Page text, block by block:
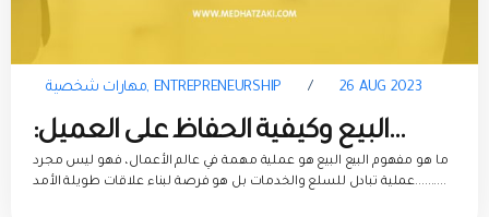
مهارات شخصية, ENTREPRENEURSHIP / 26 AUG 2023
البيع وكيفية الحفاظ على العميل:
استراتيجيات تعزيز العمليات التجارية
ما هو مفهوم البيع البيع هو عملية مهمة في عالم الأعمال، فهو ليس مجرد
عملية تبادل للسلع والخدمات بل هو فرصة لبناء علاقات طويلة الأمد..........